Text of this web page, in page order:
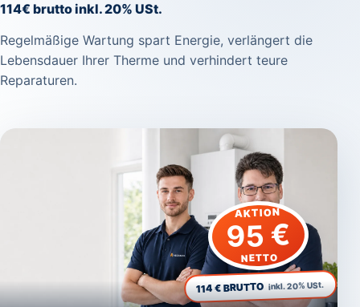
114€ brutto inkl. 20% USt.
Regelmäßige Wartung spart Energie, verlängert die
Lebensdauer Ihrer Therme und verhindert teure
Reparaturen.
AKTION
95 €
NETTO
114 € BRUTTOinkl. 20% USt.